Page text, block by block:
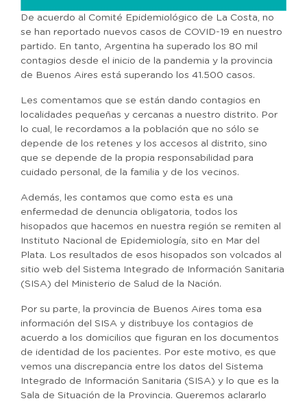
De acuerdo al Comité Epidemiológico de La Costa, no
se han reportado nuevos casos de COVID-19 en nuestro
partido. En tanto, Argentina ha superado los 80 mil
contagios desde el inicio de la pandemia y la provincia
de Buenos Aires está superando los 41.500 casos.
Les comentamos que se están dando contagios en
localidades pequeñas y cercanas a nuestro distrito. Por
lo cual, le recordamos a la población que no sólo se
depende de los retenes y los accesos al distrito, sino
que se depende de la propia responsabilidad para
cuidado personal, de la familia y de los vecinos.
Además, les contamos que como esta es una
enfermedad de denuncia obligatoria, todos los
hisopados que hacemos en nuestra región se remiten al
Instituto Nacional de Epidemiología, sito en Mar del
Plata. Los resultados de esos hisopados son volcados al
sitio web del Sistema Integrado de Información Sanitaria
(SISA) del Ministerio de Salud de la Nación.
Por su parte, la provincia de Buenos Aires toma esa
información del SISA y distribuye los contagios de
acuerdo a los domicilios que figuran en los documentos
de identidad de los pacientes. Por este motivo, es que
vemos una discrepancia entre los datos del Sistema
Integrado de Información Sanitaria (SISA) y lo que es la
Sala de Situación de la Provincia. Queremos aclararlo